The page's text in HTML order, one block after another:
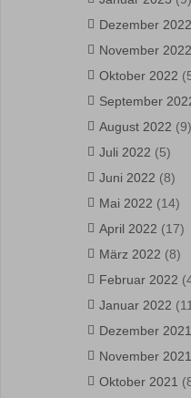
Dezember 2022
November 2022
Oktober 2022
September
August 2022 (9)
Juli 2022 (5)
Juni 2022 (8)
Mai 2022 (14)
April 2022 (17)
März 2022 (8)
Februar 2022
Januar 2022
Dezember 2021
November 2021
Oktober 2021